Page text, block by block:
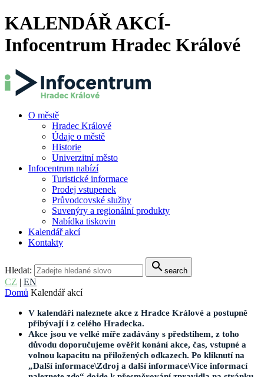
KALENDÁŘ AKCÍ-
Infocentrum Hradec Králové
O městě
Hradec Králové
Údaje o městě
Historie
Univerzitní město
Infocentrum nabízí
Turistické informace
Prodej vstupenek
Průvodcovské služby
Suvenýry a regionální produkty
Nabídka tiskovin
Kalendář akcí
Kontakty
Hledat: search search
CZ | EN
Domů Kalendář akcí
V kalendáři naleznete akce z Hradce Králové a postupně
přibývají i z celého Hradecka.
Akce jsou ve velké míře zadávány s předstihem, z toho
důvodu doporučujeme ověřit konání akce, čas, vstupné a
volnou kapacitu na přiložených odkazech. Po kliknutí na
„Další informace\Zdroj a další informace\Více informací